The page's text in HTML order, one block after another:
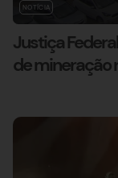
NOTÍCIA
Justiça
de mineração